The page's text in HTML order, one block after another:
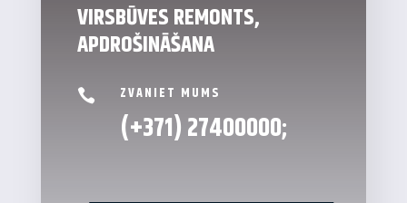
VIRSBŪVES REMONTS,
APDROŠINĀŠANA
 ZVANIET MUMS
(+371)27400000;